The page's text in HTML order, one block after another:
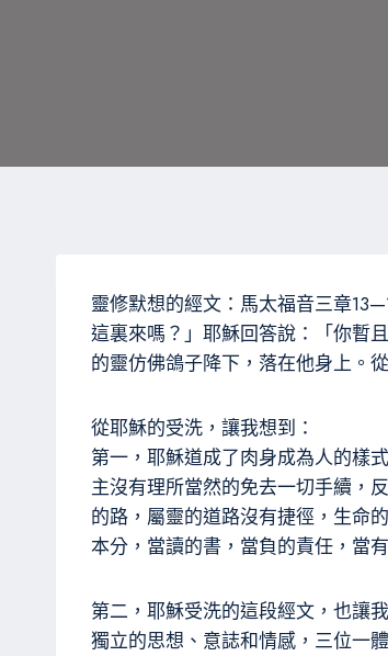
靈修默想的經文：馬太福音三章
這裏來嗎？」耶穌回答說：「你暫
的靈仿佛鴿子降下，落在他身上。
從耶穌的受洗，讓我想到：
第一，耶穌道成了肉身成為人的樣
主沒有理所當然的免去一切手續，
的路，屬靈的道路沒有捷徑，生命
本分，當讀的書，當負的責任，當
第二，耶穌受洗的這段經文，也讓
獨立的思想、意誌和情感，三位一